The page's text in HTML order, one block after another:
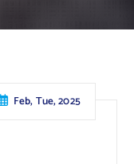
Feb, Tue, 2025